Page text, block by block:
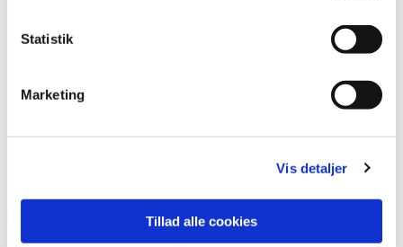
Statistik
Marketing
Vis detaljer
Tillad alle cookies